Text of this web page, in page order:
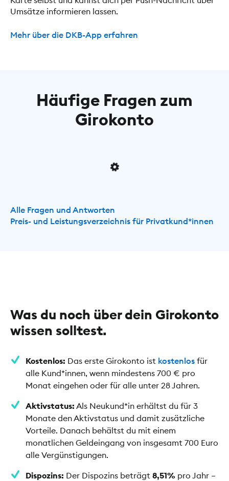
Umsätze informieren lassen.
Mehr über die DKB-App erfahren
Häufige Fragen zum
Girokonto
Alle Fragen und Antworten
Preis- und Leistungsverzeichnis für Privatkund*innen
Was du noch über dein Girokonto
wissen solltest.
Kostenlos: Das erste Girokonto ist kostenlosfür
alle Kund*innen, wenn mindestens 700 € pro
Monat eingehen oder für alle unter 28 Jahren.
Aktivstatus: Als Neukund*in erhältst du für 3
Monate den Aktivstatus und damit zusätzliche
Vorteile. Danach behältst du mit einem
monatlichen Geldeingang von insgesamt 700 Euro
alle Vergünstigungen.
Dispozins: Der Dispozins beträgt 8,51%pro Jahr –